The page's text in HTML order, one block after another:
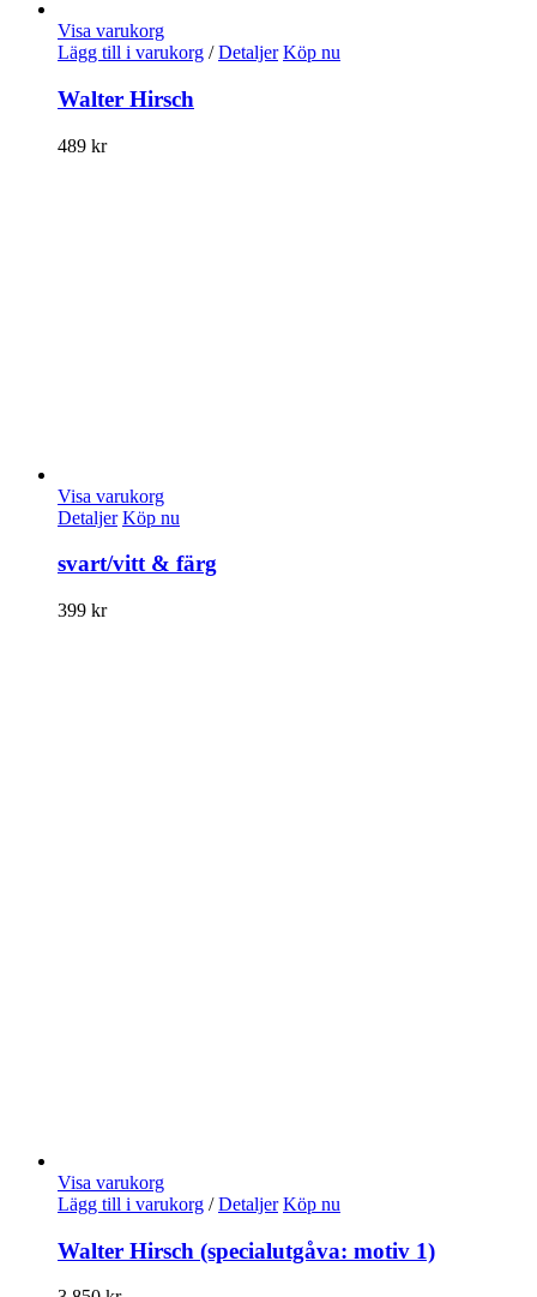
Visa varukorg
Lägg till i varukorg / Detaljer Köp nu
Walter Hirsch
489 kr
Visa varukorg
Detaljer Köp nu
svart/vitt & färg
399 kr
Visa varukorg
Lägg till i varukorg / Detaljer Köp nu
Walter Hirsch (specialutgåva: motiv 1)